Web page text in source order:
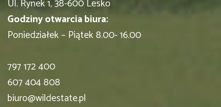
Ul. Rynek 1, 38-600 Lesko
Godziny otwarcia biura:
Poniedziałek – Piątek 8.00- 16.00
797 172 400
607 404 808
biuro@wildestate.pl